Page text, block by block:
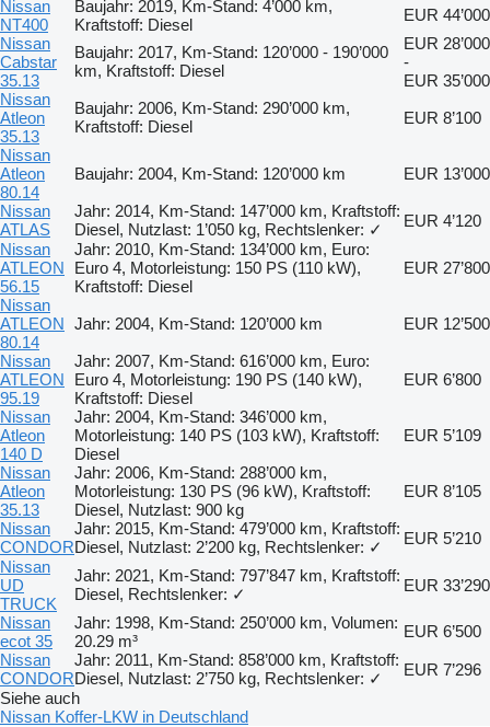
Nissan
NT400
Baujahr: 2019, Km-Stand: 4’000 km,
Kraftstoff: Diesel
EUR 44’000
Nissan
Cabstar
35.13
Baujahr: 2017, Km-Stand: 120’000 - 190’000
km, Kraftstoff: Diesel
EUR 28’000
-
EUR 35’000
Nissan
Atleon
35.13
Baujahr: 2006, Km-Stand: 290’000 km,
Kraftstoff: Diesel
EUR 8’100
Nissan
Atleon
80.14
Baujahr: 2004, Km-Stand: 120’000 km
EUR 13’000
Nissan
ATLAS
Jahr: 2014, Km-Stand: 147’000 km, Kraftstoff:
Diesel, Nutzlast: 1’050 kg, Rechtslenker: ✓
EUR 4’120
Nissan
ATLEON
56.15
Jahr: 2010, Km-Stand: 134’000 km, Euro:
Euro 4, Motorleistung: 150 PS (110 kW),
Kraftstoff: Diesel
EUR 27’800
Nissan
ATLEON
80.14
Jahr: 2004, Km-Stand: 120’000 km
EUR 12’500
Nissan
ATLEON
95.19
Jahr: 2007, Km-Stand: 616’000 km, Euro:
Euro 4, Motorleistung: 190 PS (140 kW),
Kraftstoff: Diesel
EUR 6’800
Nissan
Atleon
140 D
Jahr: 2004, Km-Stand: 346’000 km,
Motorleistung: 140 PS (103 kW), Kraftstoff:
Diesel
EUR 5’109
Nissan
Atleon
35.13
Jahr: 2006, Km-Stand: 288’000 km,
Motorleistung: 130 PS (96 kW), Kraftstoff:
Diesel, Nutzlast: 900 kg
EUR 8’105
Nissan
CONDOR
Jahr: 2015, Km-Stand: 479’000 km, Kraftstoff:
Diesel, Nutzlast: 2’200 kg, Rechtslenker: ✓
EUR 5’210
Nissan
UD
TRUCK
Jahr: 2021, Km-Stand: 797’847 km, Kraftstoff:
Diesel, Rechtslenker: ✓
EUR 33’290
Nissan
ecot 35
Jahr: 1998, Km-Stand: 250’000 km, Volumen:
20.29 m³
EUR 6’500
Nissan
CONDOR
Jahr: 2011, Km-Stand: 858’000 km, Kraftstoff:
Diesel, Nutzlast: 2’750 kg, Rechtslenker: ✓
EUR 7’296
Siehe auch
Nissan Koffer-LKW in Deutschland